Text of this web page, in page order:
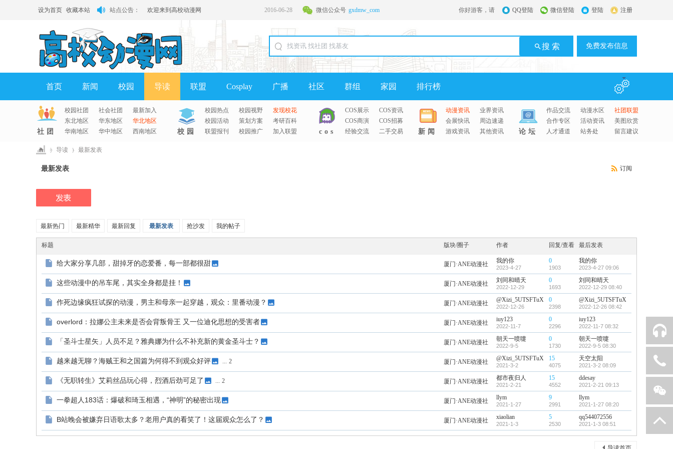
设为首页 收藏本站 站点公告： 欢迎来到高校动漫网 2016-06-28
2016-06-28
微信公众号 gxdmw_com 你好游客，请 QQ登陆 微信登陆 登陆 注册
搜 索 免费发布信息
首页 新闻 校园 导读 联盟 Cosplay 广播 社区 群组 家园 排行榜
淘帖 日志 相册 分享 记录
社团
校园社团 社会社团
最新加入
东北地区
华东地区
华北地区
华南地区
华中地区 西南地区 校园
校园热点 校园视野
发现校花
校园活动
策划方案
考研百科
联盟报刊
校园推广 加入联盟 cos
COS展示
COS资讯
COS商演
COS招募
经验交流
二手交易 新闻
动漫资讯
业界资讯
会展快讯
周边速递
游戏资讯
其他资讯 论坛
作品交流 动漫水区
社团联盟
合作专区
活动资讯
美图欣赏
人才通道
站务处 留言建议
QQ客服
010-83233736
关注我们
返回顶部
高
漫
网
» 导读 › 最新发表
订阅
最新发表
最新热门 最新精华 最新回复 最新发表 抢沙发 我的帖子
标题 版块/圈子 作者 回复/查看 最后发表
给大家分享几部，甜掉牙的恋爱番，每一部都很甜 厦门·ANE动漫社 我的你
2023-4-27
0
1903
我的你
2023-4-27 09:06
这些动漫中的吊车尾，其实全身都是挂！ 厦门·ANE动漫社 刘同和晴天
2022-12-29
0
1693
刘同和晴天
2022-12-29 08:40
作死边缘疯狂试探的动漫，男主和母亲一起穿越，观众：里番动漫？ 厦门·ANE动漫社 @Xizi_5UTSFTuX
2022-12-26
0
2398
@Xizi_5UTSFTuX
2022-12-26 08:42
overlord：拉娜公主未来是否会背叛骨王 又一位迪化思想的受害者 厦门·ANE动漫社 iuy123
2022-11-7
0
2296
iuy123
2022-11-7 08:32
「圣斗士星矢」人员不足？雅典娜为什么不补充新的黄金圣斗士？ 厦门·ANE动漫社 朝天一喷嚏
2022-9-5
0
1730
朝天一喷嚏
2022-9-5 08:30
越来越无聊？海贼王和之国篇为何得不到观众好评 ... 2 厦门·ANE动漫社 @Xizi_5UTSFTuX
2021-3-2
15
4075
天空太阳
2021-3-2 08:09
《无职转生》艾莉丝品玩心得，烈酒后劲可足了 ... 2 厦门·ANE动漫社 都市夜归人
2021-2-21
15
4552
ddesay
2021-2-21 09:13
一拳超人183话：爆破和琦玉相遇，“神明”的秘密出现 厦门·ANE动漫社 llym
2021-1-27
9
2991
llym
2021-1-27 08:20
B站晚会被嫌弃日语歌太多？老用户真的看笑了！这届观众怎么了？ 厦门·ANE动漫社 xiaolian
2021-1-3
5
2530
qq544072556
2021-1-3 08:51